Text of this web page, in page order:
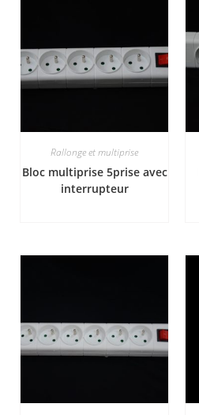
Rallonge et multiprise
Bloc multiprise 5prise avec
interrupteur